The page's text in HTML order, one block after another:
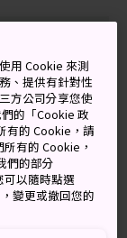
用 Cookie 來測
、提供有針對性
方公司分享您使
的「Cookie 政
有的 Cookie，請
有的 Cookie，
們的部分
可以隨時點選
變更或撤回您的